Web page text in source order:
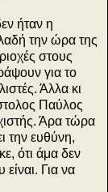
ήταν η
την ώρα της
στους
για το
Άλλα κι
Παύλος
Άρα τώρα
την ευθύνη,
ότι άμα δεν
είναι. Για να